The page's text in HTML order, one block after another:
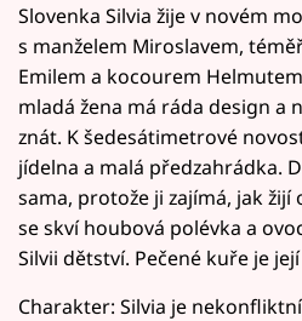
Slovenka Silvia žije v novém
s manželem Miroslavem,
Emilem a kocourem
mladá žena má ráda design a
znát. K šedesátimetrové
jídelna a malá předzahrádka.
sama, protože ji zajímá, jak žijí
se skví houbová polévka a
Silvii dětství. Pečené kuře je
Charakter: Silvia je